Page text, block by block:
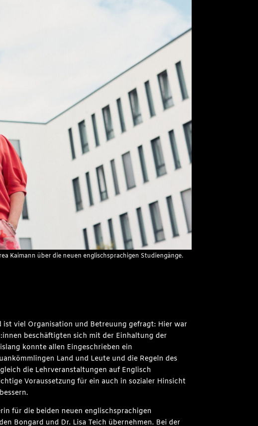
Kaimann über die neuen englischsprachigen Studiengänge.
ist viel Organisation und Betreuung gefragt: Hier war
beschäftigten sich mit der Einhaltung der
konnte allen Eingeschrieben ein
Land und Leute und die Regeln des
die Lehrveranstaltungen auf Englisch
Voraussetzung für ein auch in sozialer Hinsicht
für die beiden neuen englischsprachigen
Bongard und Dr. Lisa Teich übernehmen. Bei der